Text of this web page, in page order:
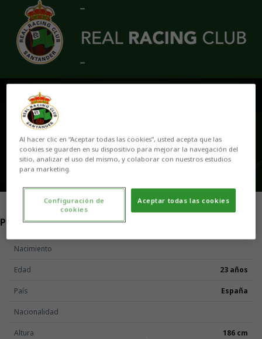
PORTERO
Nacimiento
Edad 23 años
País España
Nacionalidad
Altura 186 cm
Al hacer clic en “Aceptar todas las cookies”, usted acepta que las
cookies se guarden en su dispositivo para mejorar la navegación del
sitio, analizar el uso del mismo, y colaborar con nuestros estudios
para marketing.
Aceptar todas las cookies
Configuración de
cookies